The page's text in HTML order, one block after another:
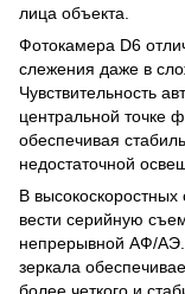
лица объекта.
Фотокамера D6
слежения даже в
Чувствительность
центральной точке
обеспечивая
недостаточной
В
вести серийную
непрерывной АФ/
зеркала
более четкого и